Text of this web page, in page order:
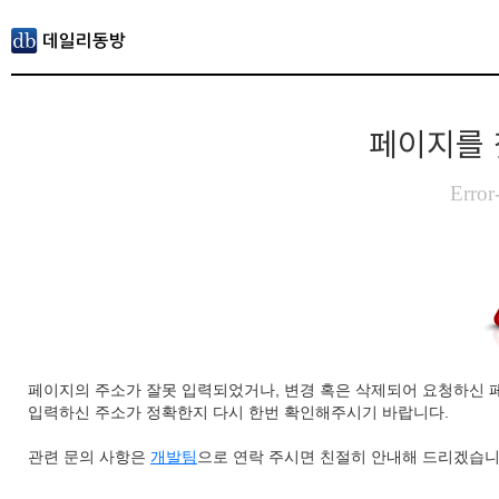
페이지를
페이지의 주소가 잘못 입력되었거나, 변경 혹은 삭제되어 요청하신
입력하신 주소가 정확한지 다시 한번 확인해주시기 바랍니다.
관련 문의 사항은 개발팀 으로 연락 주시면 친절히 안내해 드리겠습